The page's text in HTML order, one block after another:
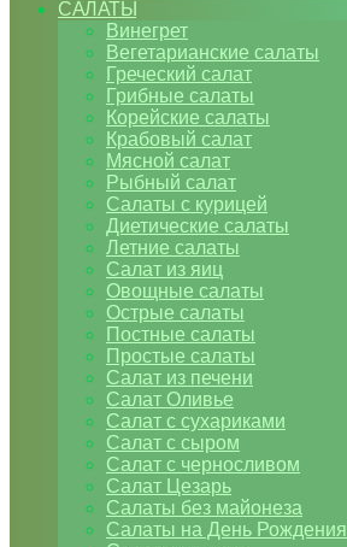
САЛАТЫ
Винегрет
Вегетарианские салаты
Греческий салат
Грибные салаты
Корейские салаты
Крабовый салат
Мясной салат
Рыбный салат
Салаты с курицей
Диетические салаты
Летние салаты
Салат из яиц
Овощные салаты
Острые салаты
Постные салаты
Простые салаты
Салат из печени
Салат Оливье
Салат с сухариками
Салат с сыром
Салат с черносливом
Салат Цезарь
Салаты без майонеза
Салаты на День Рождения